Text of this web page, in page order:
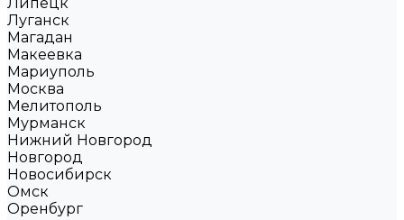
Луганск
Магадан
Макеевка
Мариуполь
Москва
Мелитополь
Мурманск
Нижний Новгород
Новгород
Новосибирск
Омск
Оренбург